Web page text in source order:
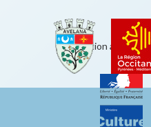
Éducation artistique